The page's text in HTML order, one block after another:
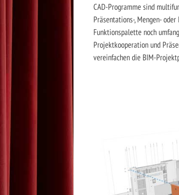
CAD-Programme sind
Präsentations-, Mengen-
Funktionspalette noch
Projektkooperation und
vereinfachen die BIM-